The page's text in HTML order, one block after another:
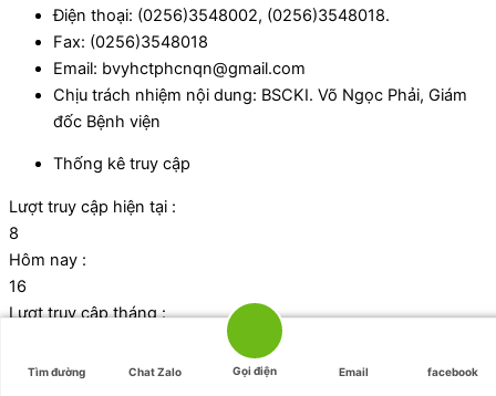
Điện thoại: (0256)3548002, (0256)3548018.
Fax: (0256)3548018
Email: bvyhctphcnqn@gmail.com
Chịu trách nhiệm nội dung: BSCKI. Võ Ngọc Phải, Giám
đốc Bệnh viện
Tìm đường Chat Zalo Gọi điện Email facebook
Thống kê truy cập
Lượt truy cập hiện tại :
8
Hôm nay :
16
Lượt truy cập tháng :
Tổng lượt truy cập: